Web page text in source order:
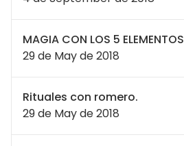
MAGIA CON LOS 5 ELEMENTOS
29 de May de 2018
Rituales con romero.
29 de May de 2018